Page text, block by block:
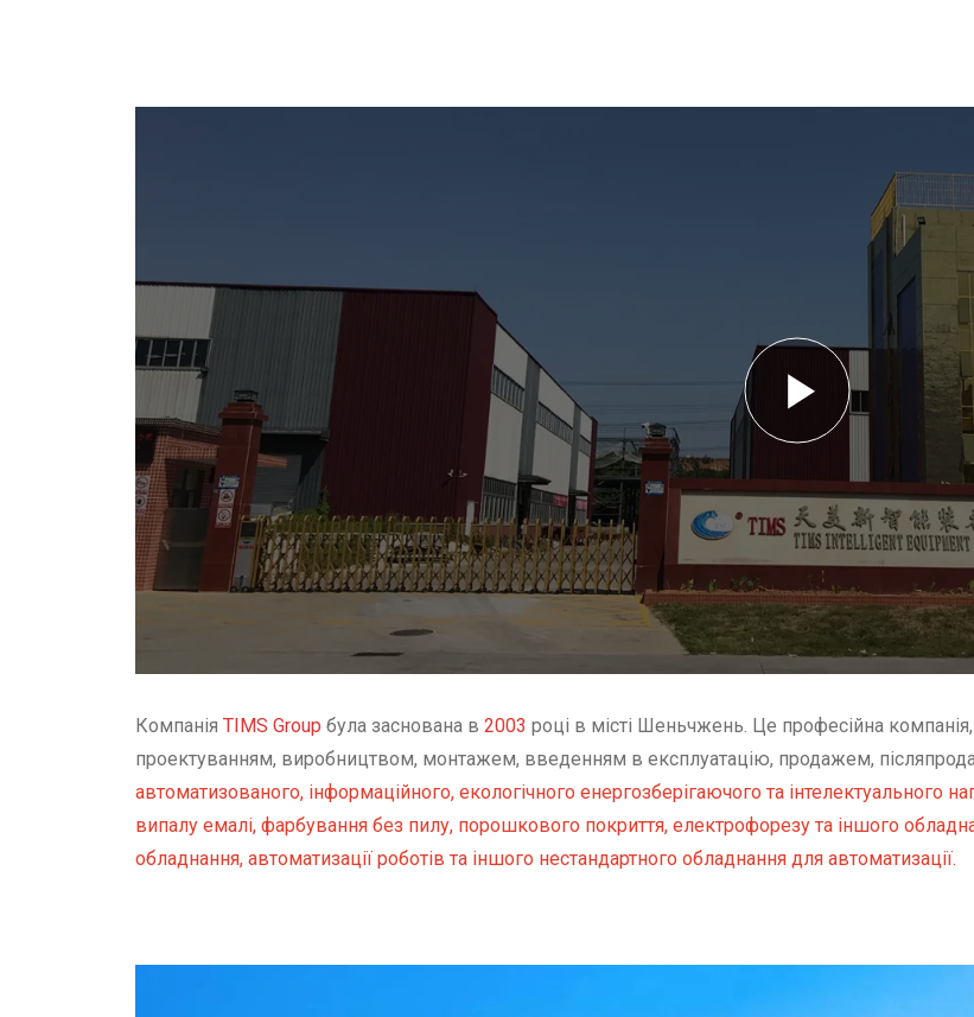
Компанія TIMS Group була заснована в 2003 році в місті Шеньчжень. Це професійна
проектуванням, виробництвом, монтажем, введенням в експлуатацію, продажем,
автоматизованого, інформаційного, екологічного енергозберігаючого та інтелектуального
випалу емалі, фарбування без пилу, порошкового покриття, електрофорезу та іншого
обладнання, автоматизації роботів та іншого нестандартного обладнання для автоматизації.